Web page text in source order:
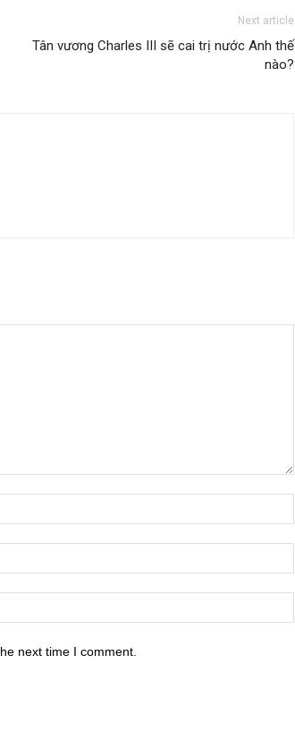
Next article
Tân vương Charles III sẽ cai trị nước Anh thế
nào?
next time I comment.